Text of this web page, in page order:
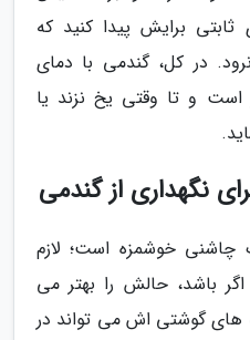
برایش پیدا کنید که
در کل، گندمی با دمای
است و تا وقتی یخ نزند یا
نگهداری از گندمی
خوشمزه است؛ لازم
باشد، حالش را بهتر می
های گوشتی اش می تواند در